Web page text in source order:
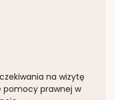
na wizytę
pomocy prawnej w